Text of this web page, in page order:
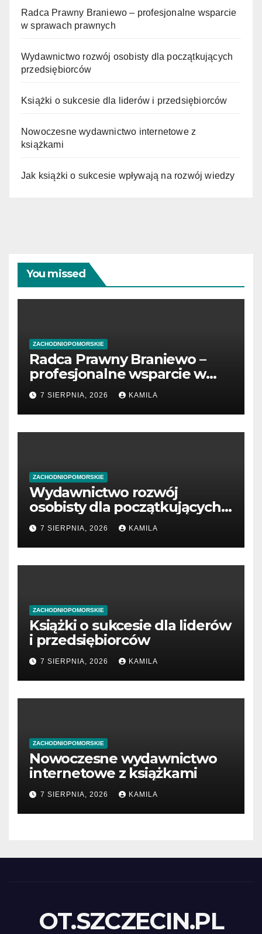
Radca Prawny Braniewo – profesjonalne wsparcie
w sprawach prawnych
Wydawnictwo rozwój osobisty dla początkujących
przedsiębiorców
Książki o sukcesie dla liderów i przedsiębiorców
Nowoczesne wydawnictwo internetowe z
książkami
Jak książki o sukcesie wpływają na rozwój wiedzy
You missed
ZACHODNIOPOMORSKIE
Radca Prawny Braniewo –
profesjonalne wsparcie w
sprawach prawnych
7 SIERPNIA, 2026 KAMILA
ZACHODNIOPOMORSKIE
Wydawnictwo rozwój
osobisty dla początkujących
przedsiębiorców
7 SIERPNIA, 2026 KAMILA
ZACHODNIOPOMORSKIE
Książki o sukcesie dla liderów
i przedsiębiorców
7 SIERPNIA, 2026 KAMILA
ZACHODNIOPOMORSKIE
Nowoczesne wydawnictwo
internetowe z książkami
7 SIERPNIA, 2026 KAMILA
OT.SZCZECIN.PL